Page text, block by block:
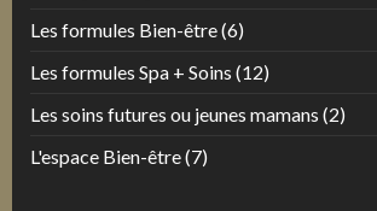
Les formules Bien-être(6)
Les formules Spa + Soins (12)
Les soins futures ou jeunes mamans (2)
L'espace Bien-être(7)